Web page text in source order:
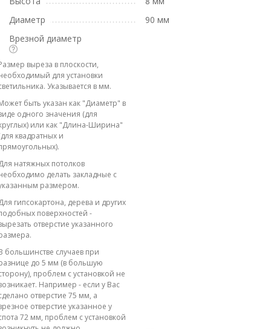
Диаметр
90 мм
Врезной диаметр
выреза в плоскости,
для установки
Указывается в мм.
быть указан как "Диаметр" в
одного значения (для
или как "Длина-Ширина"
квадратных и
натяжных потолков
делать закладные с
размером.
гипсокартона, дерева и других
поверхностей -
отверстие указанного
большинстве случаев при
до 5 мм (в большую
проблем с установкой не
Например - если у Вас
отверстие 75 мм, а
отверстие указанное у
72 мм, проблем с установкой